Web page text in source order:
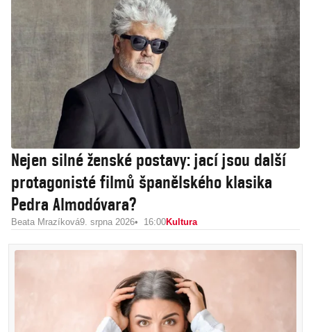
Nejen silné ženské postavy: jací jsou další
protagonisté filmů španělského klasika
Pedra Almodóvara?
Beata Mrazíková9. srpna 2026 16:00Kultura